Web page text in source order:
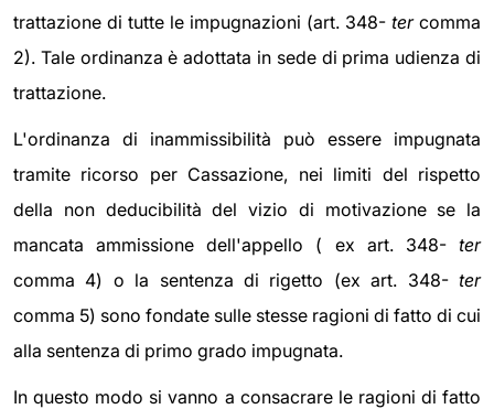
trattazione di tutte le impugnazioni (art. 348- tercomma
2). Tale ordinanza è adottata in sede di prima udienza di
trattazione.
L'ordinanza di inammissibilità può essere impugnata
tramite ricorso per Cassazione, nei limiti del rispetto
della non deducibilità del vizio di motivazione se la
mancata ammissione dell'appello ( ex art. 348-ter
comma 4) o la sentenza di rigetto (ex art. 348- ter
comma 5) sono fondate sulle stesse ragioni di fatto di cui
alla sentenza di primo grado impugnata.
In questo modo si vanno a consacrare le ragioni di fatto